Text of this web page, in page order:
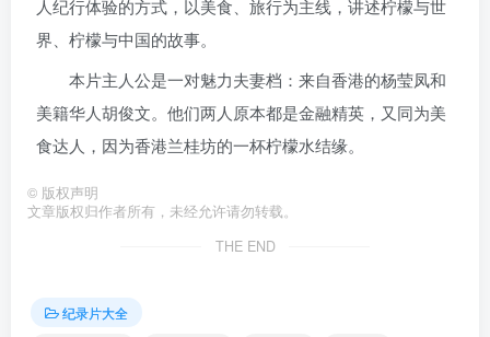
人纪行体验的方式，以美食、旅行为主线，讲述柠檬与世
界、柠檬与中国的故事。
本片主人公是一对魅力夫妻档：来自香港的杨莹凤和
美籍华人胡俊文。他们两人原本都是金融精英，又同为美
食达人，因为香港兰桂坊的一杯柠檬水结缘。
© 版权声明
文章版权归作者所有，未经允许请勿转载。
THE END
纪录片大全